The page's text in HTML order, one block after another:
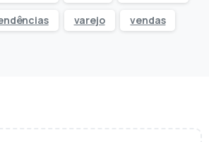
varejo vendas